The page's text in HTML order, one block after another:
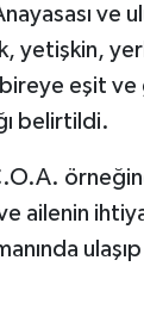
ve
yetişkin,
eşit ve
belirtildi.
ailenin
ulaşıp